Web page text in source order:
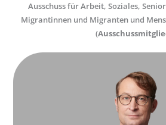
Ausschuss für Arbeit, Soziales,
Migrantinnen und Migranten und
(